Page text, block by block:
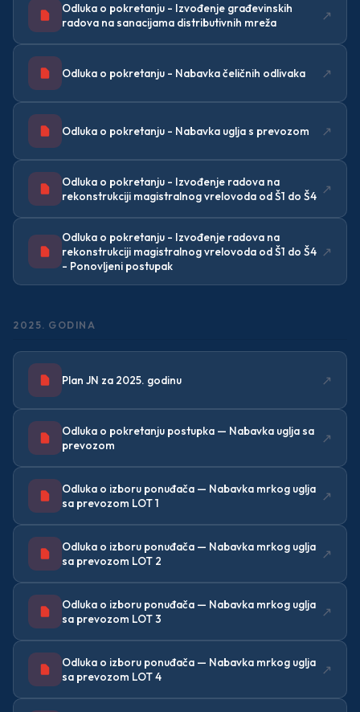
Odluka o pokretanju - Izvođenje građevinskih
radova na sanacijama distributivnih mreža
↗
Odluka o pokretanju - Nabavka čeličnih odlivaka ↗
Odluka o pokretanju - Nabavka uglja s prevozom ↗
Odluka o pokretanju - Izvođenje radova na
rekonstrukciji magistralnog vrelovoda od Š1 do Š4 ↗
Odluka o pokretanju - Izvođenje radova na
rekonstrukciji magistralnog vrelovoda od Š1 do Š4
- Ponovljeni postupak
↗
2025. GODINA
Plan JN za 2025. godinu ↗
Odluka o pokretanju postupka — Nabavka uglja sa
prevozom
↗
Odluka o izboru ponuđača — Nabavka mrkog uglja
sa prevozom LOT 1
↗
Odluka o izboru ponuđača — Nabavka mrkog uglja
sa prevozom LOT 2
↗
Odluka o izboru ponuđača — Nabavka mrkog uglja
sa prevozom LOT 3
↗
Odluka o izboru ponuđača — Nabavka mrkog uglja
sa prevozom LOT 4
↗